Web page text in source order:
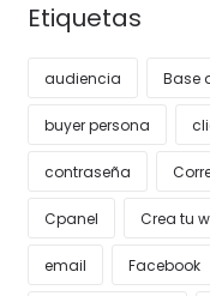
Etiquetas
audiencia Base
buyer persona
contraseña
Cpanel Crea tu
email Facebook